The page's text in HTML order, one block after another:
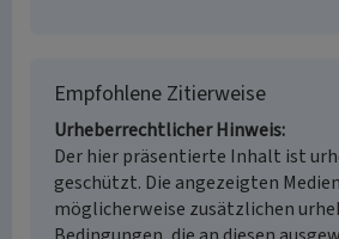
Empfohlene Zitierweise
Urheberrechtlicher Hinweis
Der hier präsentierte Inhalt ist
geschützt. Die angezeigten
möglicherweise zusätzlichen